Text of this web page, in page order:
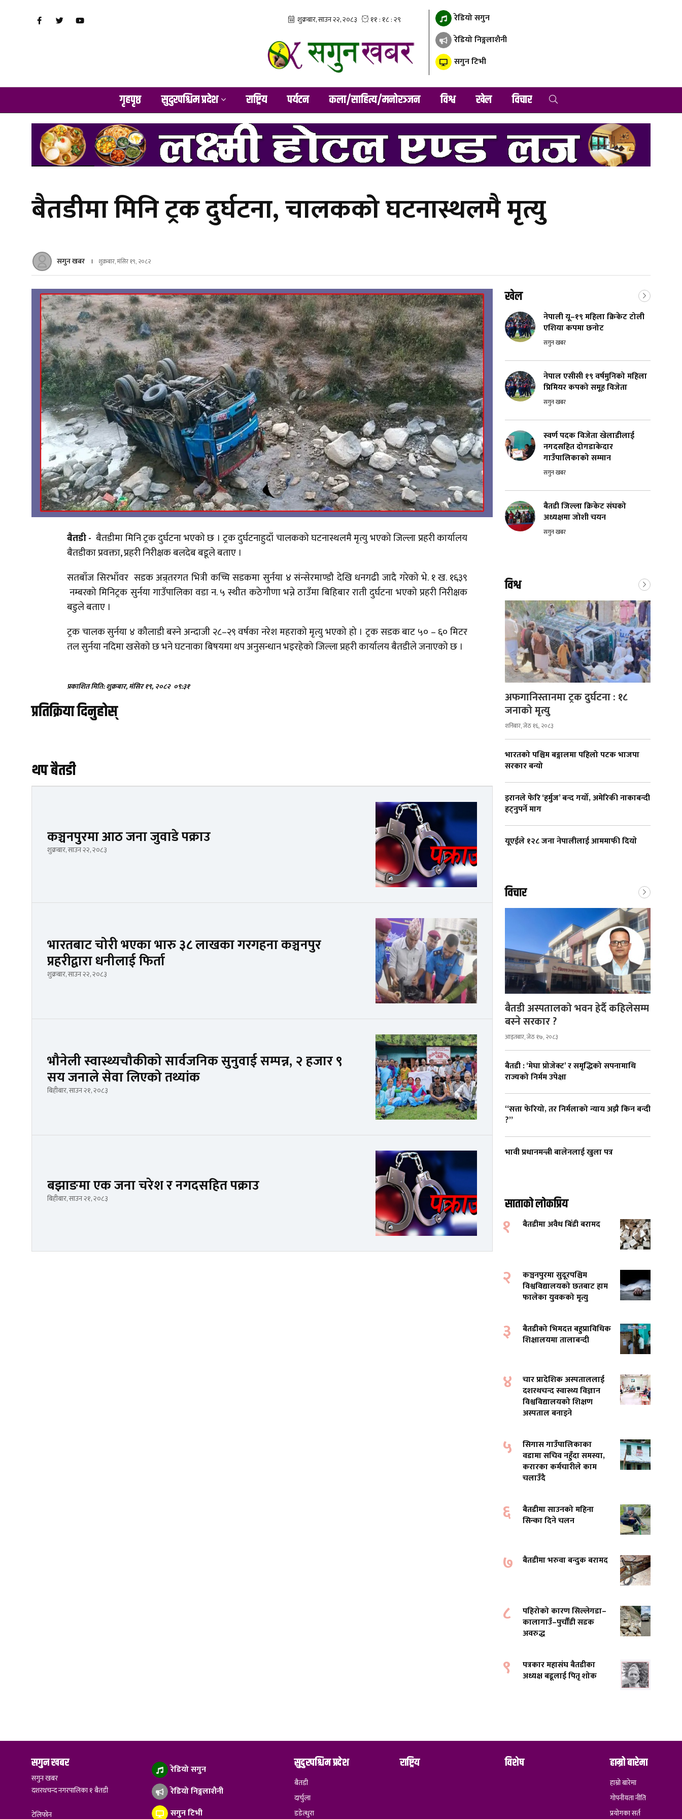
रेडियो सगुन
रेडियो निङ्गलाशैनी
सगुन टिभी
गृहपृष्ठ सुदुरपश्चिम प्रदेश राष्ट्रिय पर्यटन कला/साहित्य/मनोरञ्जन विश्व खेल विचार
बैतडीमा मिनि ट्रक दुर्घटना, चालकको घटनास्थलमै मृत्यु
सगुन खबर शुक्रबार, मंसिर १९, २०८२
बैतडी -बैतडीमा मिनि ट्रक दुर्घटना भएको छ । ट्रक दुर्घटनाहुदाँ चालकको घटनास्थलमै मृत्यु भएको जिल्ला प्रहरी कार्यालय
बैतडीका प्रवक्ता, प्रहरी निरीक्षक बलदेब बडूले बताए ।
सतबाँज सिरभाँवर सडक अन्र्तरगत भित्री कच्चि सडकमा सुर्नया ४ संन्सेरमाण्डौ देखि धनगढी जादै गरेको भे. १ ख. १६३९
नम्बरको मिनिट्रक सुर्नया गाउँपालिका वडा न. ५ स्थीत कठेगौणा भन्ने ठाउँमा बिहिबार राती दुर्घटना भएको प्रहरी निरीक्षक
बडुले बताए ।
ट्रक चालक सुर्नया ४ कौलाडी बस्ने अन्दाजी २८–२९ वर्षका नरेश महराको मृत्यु भएको हो । ट्रक सडक बाट ५० – ६० मिटर
तल सुर्नया नदिमा खसेको छ भने घटनाका बिषयमा थप अनुसन्धान भइरहेको जिल्ला प्रहरी कार्यालय बैतडीले जनाएको छ ।
प्रकाशित मिति: शुक्रबार, मंसिर १९, २०८२ ०९:३१
प्रतिक्रिया दिनुहोस्
थप बैतडी
कञ्चनपुरमा आठ जना जुवाडे पक्राउ
शुक्रबार, साउन २२, २०८३
भारतबाट चोरी भएका भारु ३८ लाखका गरगहना कञ्चनपुर
प्रहरीद्वारा धनीलाई फिर्ता
शुक्रबार, साउन २२, २०८३
भौनेली स्वास्थ्यचौकीको सार्वजनिक सुनुवाई सम्पन्न, २ हजार ९
सय जनाले सेवा लिएको तथ्यांक
बिहीबार, साउन २१, २०८३
बझाङमा एक जना चरेश र नगदसहित पक्राउ
बिहीबार, साउन २१, २०८३
खेल
नेपाली यू–१९ महिला क्रिकेट टोली
एशिया कपमा छनोट
सगुन खबर
नेपाल एसीसी १९ वर्षमुनिको महिला
प्रिमियर कपको समूह विजेता
सगुन खबर
स्वर्ण पदक विजेता खेलाडीलाई
नगदसहित दोगडाकेदार
गाउँपालिकाको सम्मान
सगुन खबर
बैतडी जिल्ला क्रिकेट संघको
अध्यक्षमा जोशी चयन
सगुन खबर
विश्व
अफगानिस्तानमा ट्रक दुर्घटना : १८
जनाको मृत्यु
शनिबार, जेठ १६, २०८३
भारतको पश्चिम बङ्गालमा पहिलो पटक भाजपा
सरकार बन्यो
इरानले फेरि ‘हर्मुज’ बन्द गर्यो, अमेरिकी नाकाबन्दी
हट्नुपर्ने माग
यूएईले १२८ जना नेपालीलाई आममाफी दियाे
विचार
बैतडी अस्पतालको भवन हेर्दै कहिलेसम्म
बस्ने सरकार ?
आइतबार, जेठ १७, २०८३
बैतडी : ‘मेघा प्रोजेक्ट’ र समृद्धिको सपनामाथि
राज्यको निर्मम उपेक्षा
“सत्ता फेरियो, तर निर्मलाको न्याय अझै किन बन्दी
?”
भावी प्रधानमन्त्री बालेनलाई खुला पत्र
साताको लोकप्रिय
१ बैतडीमा अवैध बिँडी बरामद
२
कञ्चनपुरमा सुदूरपश्चिम
विश्वविद्यालयको छतबाट हाम
फालेका युवकको मृत्यु
३
बैतडीको भिमदत्त बहुप्राविधिक
शिक्षालयमा तालाबन्दी
४
चार प्रादेशिक अस्पताललाई
दशरथचन्द स्वास्थ्य विज्ञान
विश्वविद्यालयको शिक्षण
अस्पताल बनाइने
५
सिगास गाउँपालिकाका
वडामा सचिव नहुँदा समस्या,
करारका कर्मचारीले काम
चलाउँदै
६
बैतडीमा साउनको महिना
सिन्का दिने चलन
७ बैतडीमा भरुवा बन्दुक बरामद
८
पहिरोको कारण सिल्लेगडा–
कालागाउँ–पुर्चौंडी सडक
अवरुद्ध
९
पत्रकार महासंघ बैतडीका
अध्यक्ष बडूलाई पितृ शोक
सगुन खबर
सगुन खबर
दशरथचन्द नगरपालिका १ बैतडी
टेलिफोन
रेडियो सगुन
रेडियो निङ्गलाशैनी
सगुन टिभी
सुदुरपश्चिम प्रदेश
बैतडी
दार्चुला
डडेल्धुरा
राष्ट्रिय विशेष हाम्रो बारेमा
हाम्रो बारेमा
गोपनीयता नीति
प्रयोगका सर्त